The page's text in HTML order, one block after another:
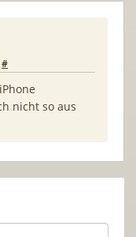
#
nicht so aus